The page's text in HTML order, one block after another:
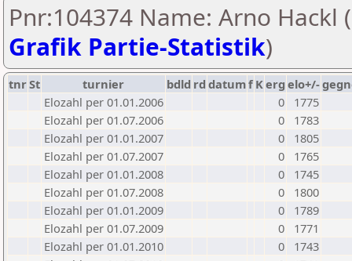
Pnr:104374 Name: Arno Hackl (
Grafik Partie-Statistik)
tnrSt turnier bdld rd datumf Kerg elo+/-
Elozahl per 01.01.2006
0
1775
Elozahl per 01.07.2006
0
1783
Elozahl per 01.01.2007
0
1805
Elozahl per 01.07.2007
0
1765
Elozahl per 01.01.2008
0
1745
Elozahl per 01.07.2008
0
1800
Elozahl per 01.01.2009
0
1789
Elozahl per 01.07.2009
0
1771
Elozahl per 01.01.2010
0
1743